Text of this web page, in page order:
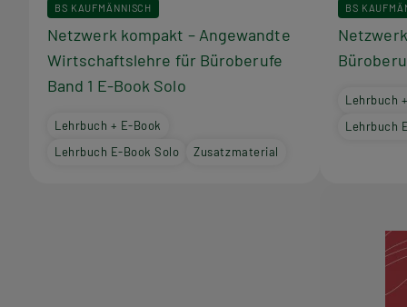
BS KAUFMÄNNISCH
Netzwerk kompakt – Angewandte
Wirtschaftslehre für Büroberufe
Band 1 E-Book Solo
Lehrbuch + E-Book
Lehrbuch E-Book Solo
Zusatzmaterial
BS
Lehrbuch
Lehrbuch